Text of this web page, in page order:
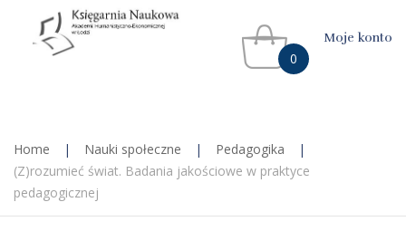
0
Moje konto
Home | Nauki społeczne | Pedagogika
|
(Z)rozumieć świat. Badania jakościowe w praktyce
pedagogicznej